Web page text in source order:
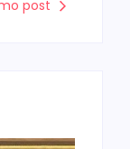
post